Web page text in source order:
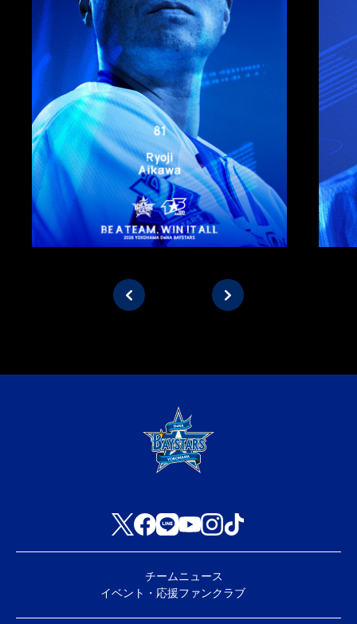
keyboard_arrow_left keyboard_arrow_right
チームニュース
イベント・応援ファンクラブ